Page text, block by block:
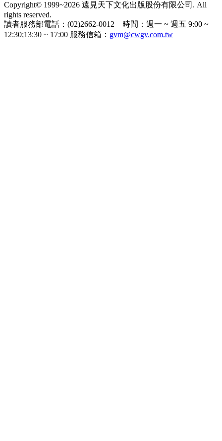
Copyright© 1999~2026 遠見天下文化出版股份有限公司. All
rights reserved.
讀者服務部電話：(02)2662-0012 時間：週一 ~ 週五 9:00 ~
12:30;13:30 ~ 17:00 服務信箱： gvm@cwgv.com.tw